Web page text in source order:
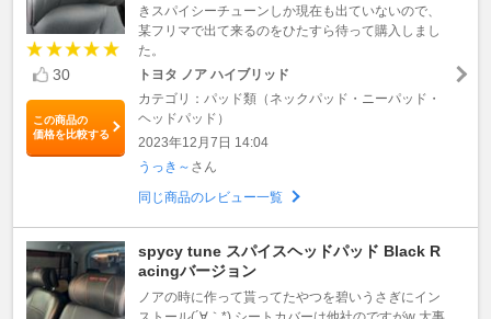
30
この商品の
価格を比較する
きスパイシーチューンしか現在も出ていないので、
某フリマで出て来るのをひたすら待って購入しまし
た。
トヨタ ノア ハイブリッド
カテゴリ：パッド類（ネックパッド・ニーパッド・
ヘッドパッド）
2023年12月7日 14:04
うっき～ さん
同じ商品のレビュー一覧
spycy tune スパイスヘッドパッド Black R
acingバージョン
ノアの時に作って貰ってたやつを碧いうさぎにイン